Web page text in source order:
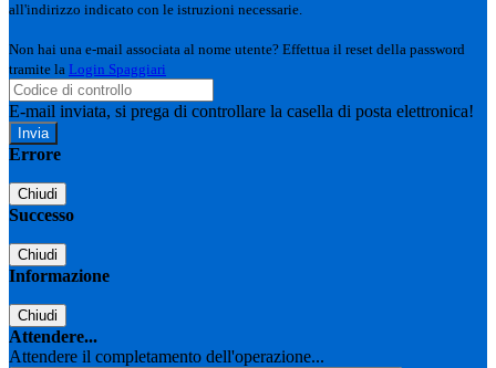
all'indirizzo indicato con le istruzioni necessarie.
Non hai una e-mail associata al nome utente? Effettua il reset della password
tramite la Login Spaggiari
E-mail inviata, si prega di controllare la casella di posta elettronica!
Errore
Chiudi
Successo
Chiudi
Informazione
Chiudi
Attendere...
Attendere il completamento dell'operazione...